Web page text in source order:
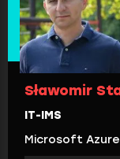
Sławomir
IT-IMS
Microsoft